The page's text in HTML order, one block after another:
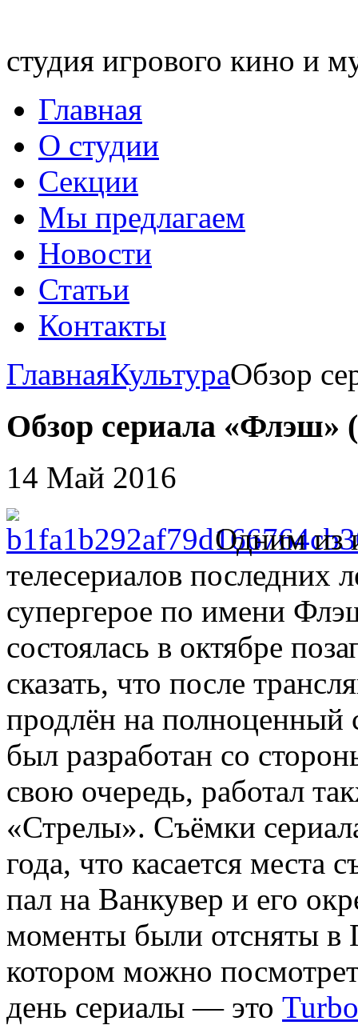
студия игрового кино и
Главная
О студии
Секции
Мы предлагаем
Новости
Статьи
Контакты
ГлавнаяКультураОбзор
Обзор сериала «Флэш»
14 Май 2016
Одним из
телесериалов последних
супергерое по имени
состоялась в октябре
сказать, что после
продлён на полноценный
был разработан со
свою очередь, работал
«Стрелы». Съёмки
года, что касается места
пал на Ванкувер и его
моменты были отсняты в
котором можно
день сериалы — это